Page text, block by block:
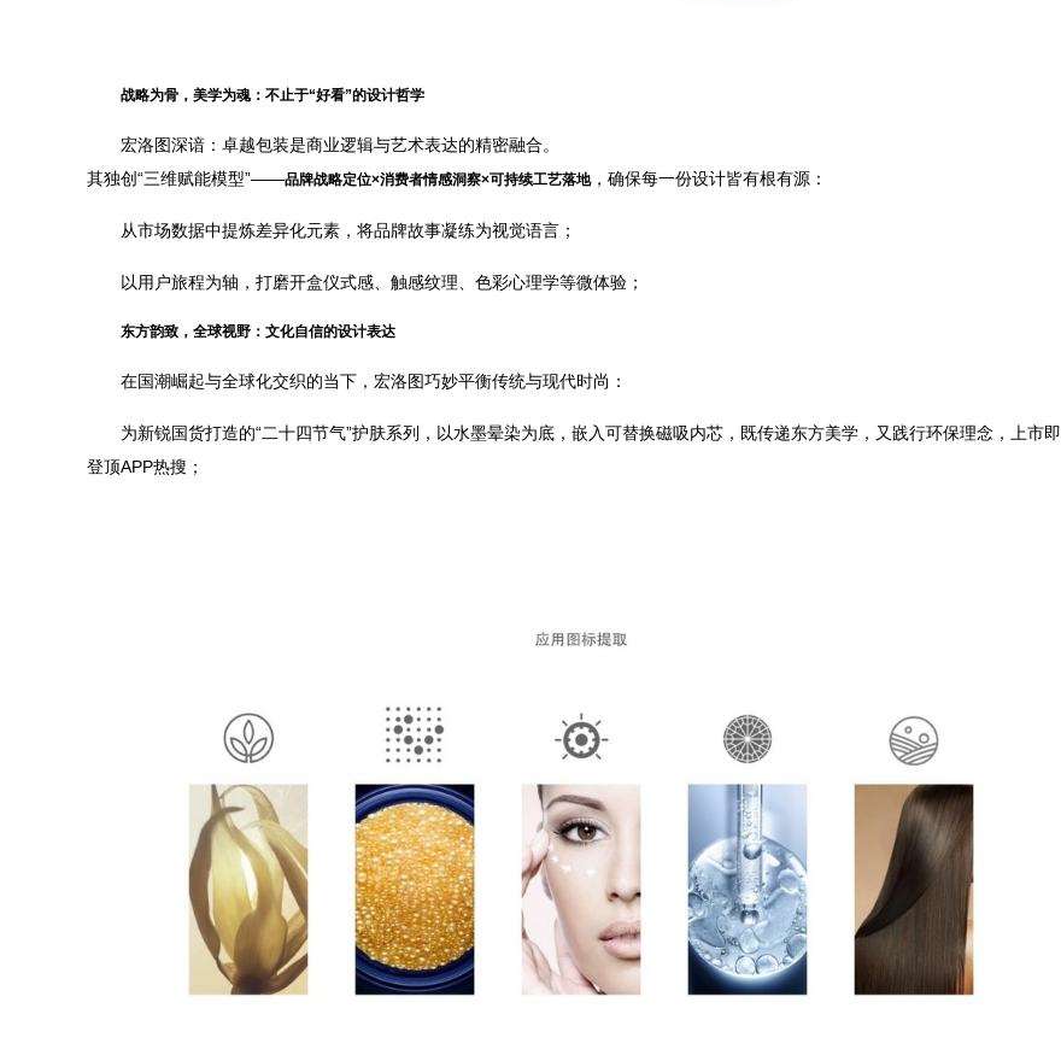
战略为骨，美学为魂：不止于“好看”的设计哲学
宏洛图深谙：卓越包装是商业逻辑与艺术表达的精密融合。
其独创“三维赋能模型”——品牌战略定位×消费者情感洞察×可持续工艺落地，确保每一份设计皆有根有源：
从市场数据中提炼差异化元素，将品牌故事凝练为视觉语言；
以用户旅程为轴，打磨开盒仪式感、触感纹理、色彩心理学等微体验；
东方韵致，全球视野：文化自信的设计表达
在国潮崛起与全球化交织的当下，宏洛图巧妙平衡传统与现代时尚：
为新锐国货打造的“二十四节气”护肤系列，以水墨晕染为底，嵌入可替换磁吸内芯，既传递东方美学，又践行环保理念，上市即
登顶APP热搜；